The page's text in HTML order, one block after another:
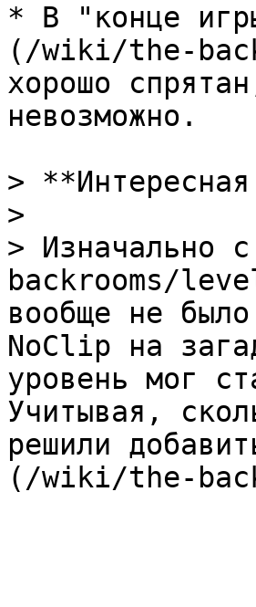
* В "конце
(/wiki/the-
хорошо
невозможно.
>
>
>
backrooms/
вообще не
NoClip на
уровень мог
Учитывая,
решили